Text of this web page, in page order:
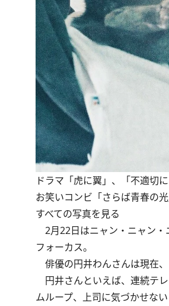
ドラマ「虎に翼」、「不適切
お笑いコンビ「さらば青春の
すべての写真を見る
2月22日はニャン・ニャン・
フォーカス。
俳優の円井わんさんは現在
円井さんといえば、連続テ
ムループ、上司に気づかせな